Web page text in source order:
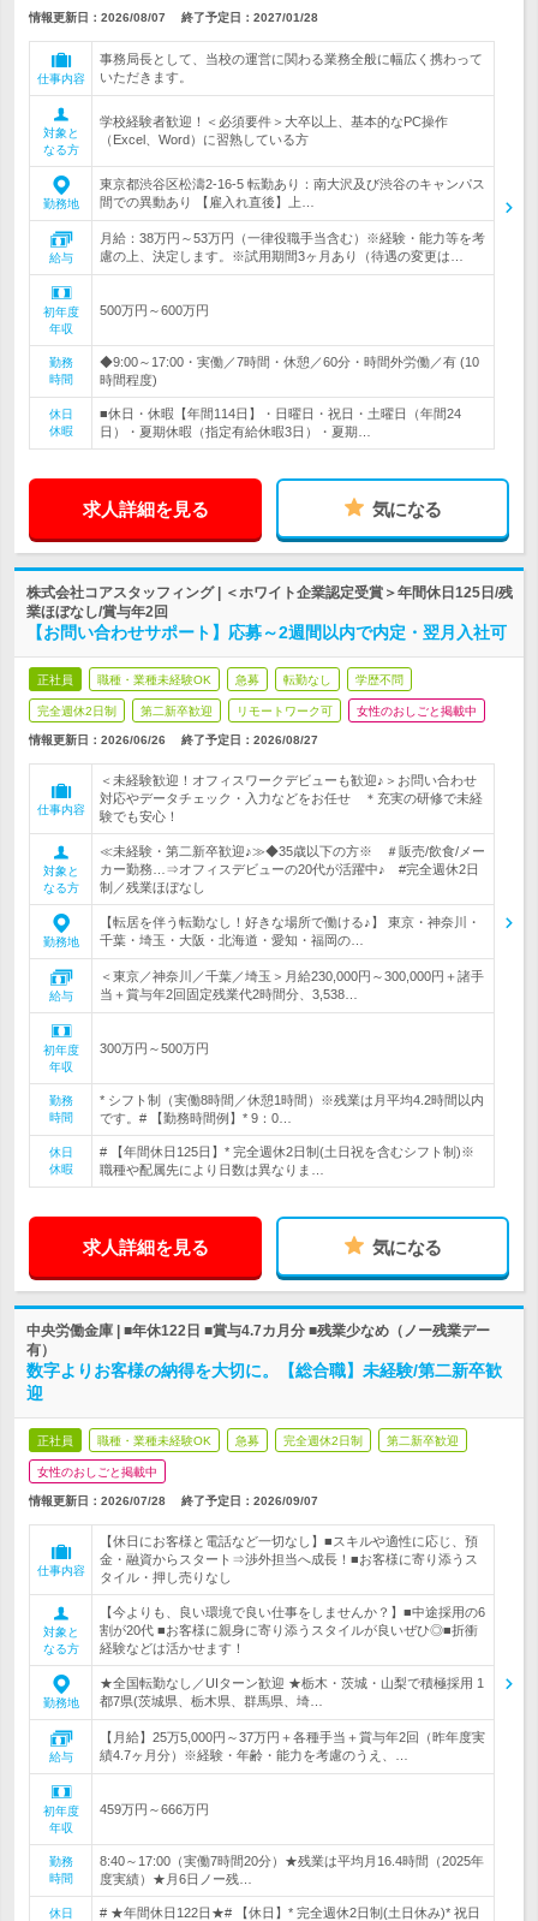
情報更新日：2026/08/07 終了予定日： 2027/01/28
仕事内容
事務局長として、当校の運営に関わる業務全般に幅広く携わって
いただきます。
対象と
なる方
学校経験者歓迎！＜必須要件＞大卒以上、基本的なPC操作
（Excel、Word）に習熟している方
勤務地
東京都渋谷区松濤2-16-5 転勤あり：南大沢及び渋谷のキャンパス
間での異動あり 【雇入れ直後】上…
給与
月給：38万円～53万円（一律役職手当含む）※経験・能力等を考
慮の上、決定します。※試用期間3ヶ月あり（待遇の変更は…
初年度
年収
500万円～600万円
勤務
時間
◆9:00～17:00・実働／7時間・休憩／60分・時間外労働／有 (10
時間程度)
休日
休暇
■休日・休暇【年間114日】・日曜日・祝日・土曜日（年間24
日）・夏期休暇（指定有給休暇3日）・夏期…
求人詳細を見る 気になる
株式会社コアスタッフィング | ＜ホワイト企業認定受賞＞年間休日125日/残
業ほぼなし/賞与年2回
【お問い合わせサポート】応募～2週間以内で内定・翌月入社可
正社員 職種・業種未経験OK 急募 転勤なし 学歴不問
完全週休2日制 第二新卒歓迎 リモートワーク可 女性のおしごと掲載中
情報更新日：2026/06/26 終了予定日： 2026/08/27
仕事内容
＜未経験歓迎！オフィスワークデビューも歓迎♪＞お問い合わせ
対応やデータチェック・入力などをお任せ ＊充実の研修で未経
験でも安心！
対象と
なる方
≪未経験・第二新卒歓迎♪≫◆35歳以下の方※ ＃販売/飲食/メー
カー勤務…⇒オフィスデビューの20代が活躍中♪ #完全週休2日
制／残業ほぼなし
勤務地
【転居を伴う転勤なし！好きな場所で働ける♪】 東京・神奈川・
千葉・埼玉・大阪・北海道・愛知・福岡の…
給与
＜東京／神奈川／千葉／埼玉＞月給230,000円～300,000円＋諸手
当＋賞与年2回固定残業代2時間分、3,538…
初年度
年収
300万円～500万円
勤務
時間
* シフト制（実働8時間／休憩1時間）※残業は月平均4.2時間以内
です。# 【勤務時間例】* 9：0…
休日
休暇
# 【年間休日125日】* 完全週休2日制(土日祝を含むシフト制)※
職種や配属先により日数は異なりま…
求人詳細を見る 気になる
中央労働金庫 | ■年休122日 ■賞与4.7カ月分 ■残業少なめ（ノー残業デー
有）
数字よりお客様の納得を大切に。【総合職】未経験/第二新卒歓
迎
正社員 職種・業種未経験OK 急募 完全週休2日制 第二新卒歓迎
女性のおしごと掲載中
情報更新日：2026/07/28 終了予定日： 2026/09/07
仕事内容
【休日にお客様と電話など一切なし】■スキルや適性に応じ、預
金・融資からスタート⇒渉外担当へ成長！■お客様に寄り添うス
タイル・押し売りなし
対象と
なる方
【今よりも、良い環境で良い仕事をしませんか？】■中途採用の6
割が20代 ■お客様に親身に寄り添うスタイルが良いぜひ◎■折衝
経験などは活かせます！
勤務地
★全国転勤なし／UIターン歓迎 ★栃木・茨城・山梨で積極採用 1
都7県(茨城県、栃木県、群馬県、埼…
給与
【月給】25万5,000円～37万円＋各種手当＋賞与年2回（昨年度実
績4.7ヶ月分）※経験・年齢・能力を考慮のうえ、…
初年度
年収
459万円～666万円
勤務
時間
8:40～17:00（実働7時間20分）★残業は平均月16.4時間（2025年
度実績）★月6日ノー残…
休日
# ★年間休日122日★# 【休日】* 完全週休2日制(土日休み)* 祝日